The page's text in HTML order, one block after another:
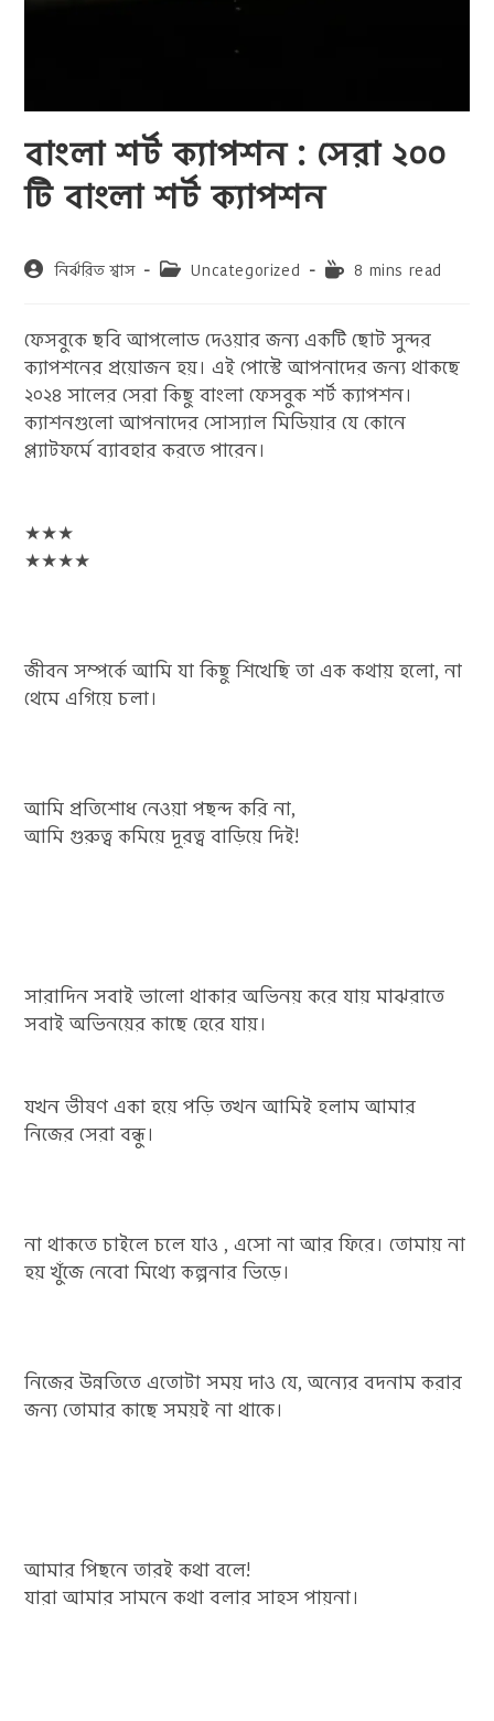
বাংলা শর্ট ক্যাপশন : সেরা ২০০
টি বাংলা শর্ট ক্যাপশন
Postনির্ঝরিত শ্বাস
PostUncategorized
Reading8 mins read
ফেসবুকে ছবি আপলোড দেওয়ার জন্য একটি ছোট সুন্দর
ক্যাপশনের প্রয়োজন হয়। এই পোস্টে আপনাদের জন্য থাকছে
২০২৪ সালের সেরা কিছু বাংলা ফেসবুক শর্ট ক্যাপশন।
ক্যাশনগুলো আপনাদের সোস্যাল মিডিয়ার যে কোনে
প্ল্যাটফর্মে ব্যাবহার করতে পারেন।
★★★
★★★★
জীবন সম্পর্কে আমি যা কিছু শিখেছি তা এক কথায় হলো, না
থেমে এগিয়ে চলা।
আমি প্রতিশোধ নেওয়া পছন্দ করি না,
আমি গুরুত্ব কমিয়ে দূরত্ব বাড়িয়ে দিই!
সারাদিন সবাই ভালো থাকার অভিনয় করে যায় মাঝরাতে
সবাই অভিনয়ের কাছে হেরে যায়।
যখন ভীষণ একা হয়ে পড়ি তখন আমিই হলাম আমার
নিজের সেরা বন্ধু।
না থাকতে চাইলে চলে যাও , এসো না আর ফিরে। তোমায় না
হয় খুঁজে নেবো মিথ্যে কল্পনার ভিড়ে।
নিজের উন্নতিতে এতোটা সময় দাও যে, অন্যের বদনাম করার
জন্য তোমার কাছে সময়ই না থাকে।
আমার পিছনে তারই কথা বলে!
যারা আমার সামনে কথা বলার সাহস পায়না।